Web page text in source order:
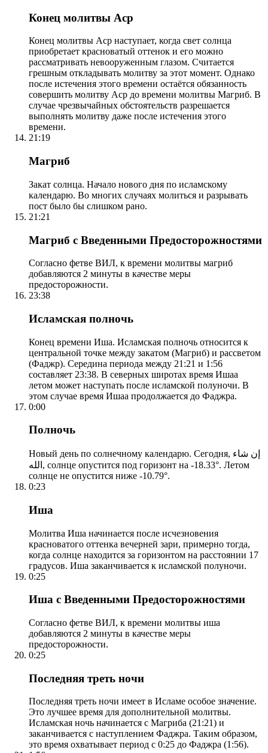
Конец молитвы Аср
Конец молитвы Аср наступает, когда свет солнца
приобретает красноватый оттенок и его можно
рассматривать невооруженным глазом. Считается
грешным откладывать молитву за этот момент. Однако
после истечения этого времени остаётся обязанность
совершить молитву Аср до времени молитвы Магриб. В
случае чрезвычайных обстоятельств разрешается
выполнять молитву даже после истечения этого
времени.
21:19
Магриб
Закат солнца. Начало нового дня по исламскому
календарю. Во многих случаях молиться и разрывать
пост было бы слишком рано.
21:21
Магриб с Введенными Предосторожностями
Согласно фетве ВИЛ, к времени молитвы магриб
добавляются 2 минуты в качестве меры
предосторожности.
23:38
Исламская полночь
Конец времени Иша. Исламская полночь относится к
центральной точке между закатом (Магриб) и рассветом
(Фаджр). Середина периода между 21:21 и 1:56
составляет 23:38. В северных широтах время Ишаа
летом может наступать после исламской полуночи. В
этом случае время Ишаа продолжается до Фаджра.
0:00
Полночь
Новый день по солнечному календарю. Сегодня, إن شاء
الله, солнце опустится под горизонт на -18.33°. Летом
солнце не опустится ниже -10.79°.
0:23
Иша
Молитва Иша начинается после исчезновения
красноватого оттенка вечерней зари, примерно тогда,
когда солнце находится за горизонтом на расстоянии 17
градусов. Иша заканчивается к исламской полуночи.
0:25
Иша с Введенными Предосторожностями
Согласно фетве ВИЛ, к времени молитвы иша
добавляются 2 минуты в качестве меры
предосторожности.
0:25
Последняя треть ночи
Последняя треть ночи имеет в Исламе особое значение.
Это лучшее время для дополнительной молитвы.
Исламская ночь начинается с Магриба (21:21) и
заканчивается с наступлением Фаджра. Таким образом,
это время охватывает период с 0:25 до Фаджра (1:56).